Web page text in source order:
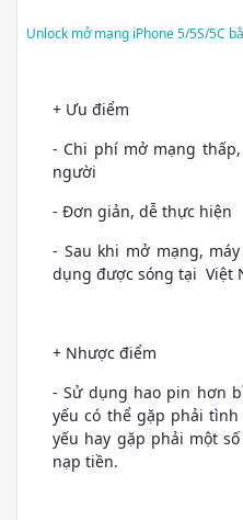
Unlock mở mạng iPhone 5/5S/5C
+ Ưu điểm
- Chi phí mở mạng
người
- Đơn giản, dễ thực hiện
- Sau khi mở mạng,
dụng được sóng tại Việt
+ Nhược điểm
- Sử dụng hao pin hơn
yếu có thể gặp phải
yếu hay gặp phải một
nạp tiền.